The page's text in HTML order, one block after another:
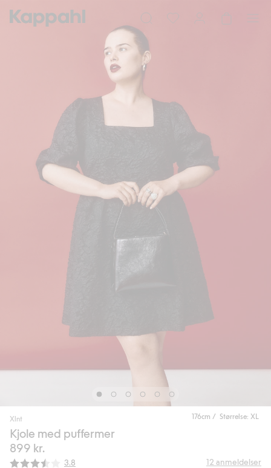
176cm / Størrelse: XL
Xlnt
Kjole med puffermer
899 kr.
Gjennomsnittskarakter:
3.8 12 anmeldelser